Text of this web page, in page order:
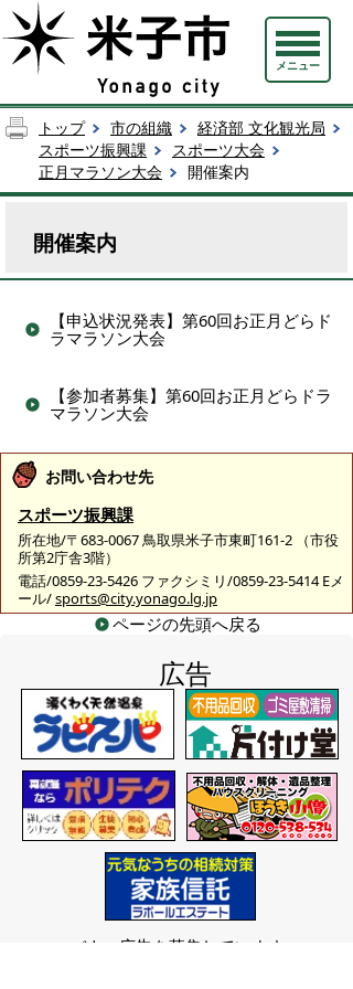
メニュー
トップ 市の組織
経済部 文化観光局
スポーツ振興課
スポーツ大会
正月マラソン大会
開催案内
開催案内
【申込状況発表】第60回お正月どらド
ラマラソン大会
【参加者募集】第60回お正月どらドラ
マラソン大会
お問い合わせ先
スポーツ振興課
所在地/〒683-0067 鳥取県米子市東町161-2 （市役
所第2庁舎3階）
電話/0859-23-5426 ファクシミリ/0859-23-5414 Eメ
ール/sports@city.yonago.lg.jp
ページの先頭へ戻る
広告
バナー広告を募集しています